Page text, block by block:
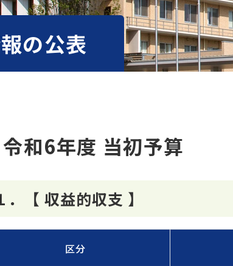
の公表
令和6年度 当初予算
．【 収益的収支 】
区分